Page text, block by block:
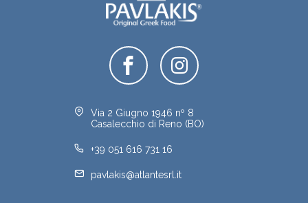
Via 2 Giugno 1946 nº 8
Casalecchio di Reno (BO)
+39 051 616 731 16
pavlakis@atlantesrl.it